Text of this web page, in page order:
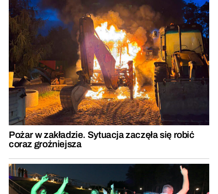
Pożar w zakładzie. Sytuacja zaczęła się robić
coraz groźniejsza